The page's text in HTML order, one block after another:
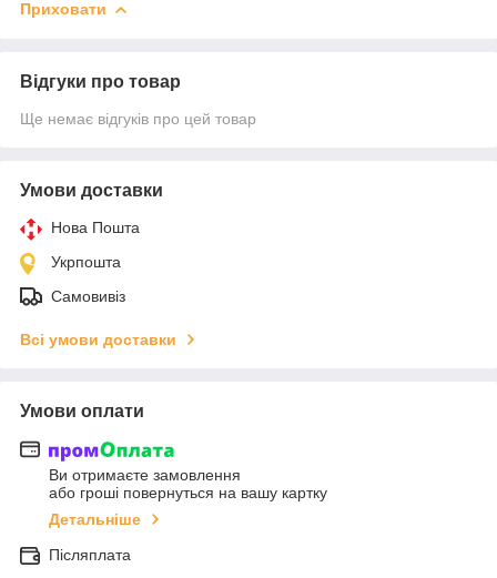
Приховати
Відгуки про товар
Ще немає відгуків про цей товар
Умови доставки
Нова Пошта
Укрпошта
Самовивіз
Всі умови доставки
Умови оплати
Ви отримаєте замовлення
або гроші повернуться на вашу картку
Детальніше
Післяплата